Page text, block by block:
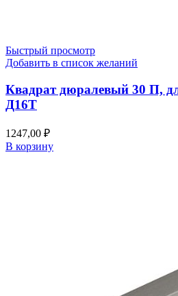
Быстрый просмотр
Добавить в список желаний
Квадрат дюралевый 30 П,
Д16Т
1247,00 ₽
В корзину